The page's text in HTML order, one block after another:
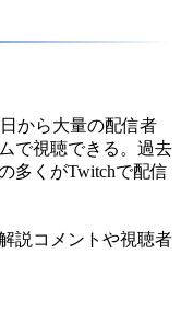
から大量の配信者
で視聴できる。過去
多くがTwitchで配信
説コメントや視聴者